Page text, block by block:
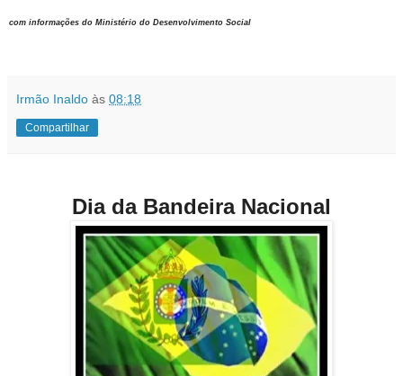
com informações do Ministério do Desenvolvimento Social
Irmão Inaldo às 08:18
Compartilhar
Dia da Bandeira Nacional